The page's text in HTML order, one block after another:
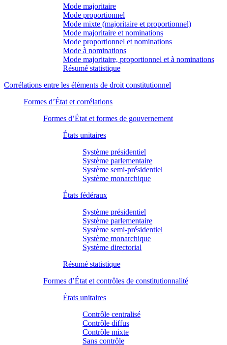
Mode majoritaire
Mode proportionnel
Mode mixte (majoritaire et proportionnel)
Mode majoritaire et nominations
Mode proportionnel et nominations
Mode à nominations
Mode majoritaire, proportionnel et à nominations
Résumé statistique
Corrélations entre les éléments de droit constitutionnel
Formes d’État et corrélations
Formes d’État et formes de gouvernement
États unitaires
Système présidentiel
Système parlementaire
Système semi-présidentiel
Système monarchique
États fédéraux
Système présidentiel
Système parlementaire
Système semi-présidentiel
Système monarchique
Système directorial
Résumé statistique
Formes d’État et contrôles de constitutionnalité
États unitaires
Contrôle centralisé
Contrôle diffus
Contrôle mixte
Sans contrôle